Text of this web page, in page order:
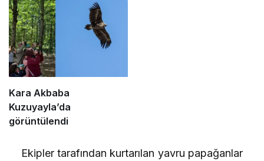
Kara Akbaba
Kuzuyayla’da
görüntülendi
Ekipler tarafından kurtarılan yavru papağanlar